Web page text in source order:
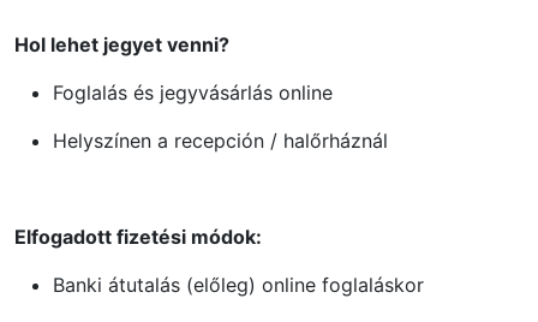
Hol lehet jegyet venni?
Foglalás és jegyvásárlás online
Helyszínen a recepción / halőrháznál
Elfogadott fizetési módok:
Banki átutalás (előleg) online foglaláskor